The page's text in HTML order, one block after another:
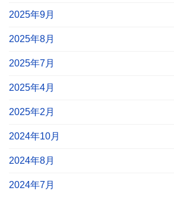
2025年9月
2025年8月
2025年7月
2025年4月
2025年2月
2024年10月
2024年8月
2024年7月